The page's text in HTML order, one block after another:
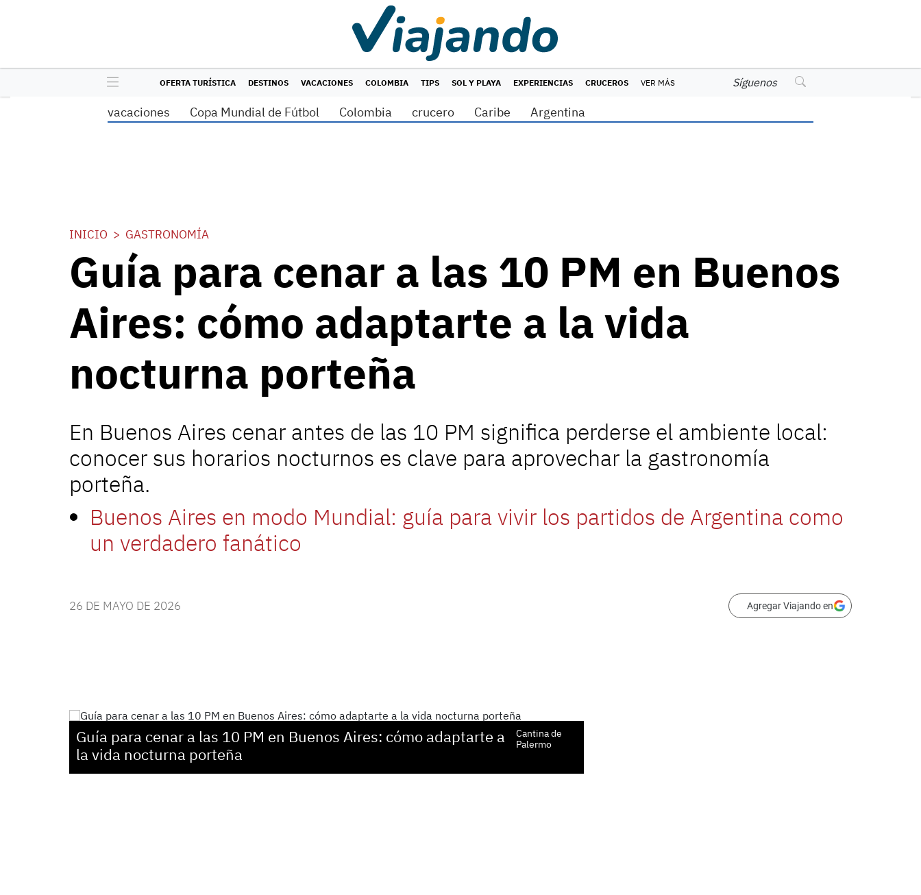
OFERTA TURÍSTICA DESTINOS VACACIONES COLOMBIA TIPS SOL Y PLAYA EXPERIENCIAS CRUCEROS VER MÁS Síguenos
vacaciones Copa Mundial de Fútbol Colombia crucero Caribe Argentina
INICIO GASTRONOMÍA
Guía para cenar a las 10 PM en Buenos
Aires: cómo adaptarte a la vida
nocturna porteña
En Buenos Aires cenar antes de las 10 PM significa perderse el ambiente local:
conocer sus horarios nocturnos es clave para aprovechar la gastronomía
porteña.
Buenos Aires en modo Mundial: guía para vivir los partidos de Argentina como
un verdadero fanático
26 DE MAYO DE 2026 Agregar Viajando en
Guía para cenar a las 10 PM en Buenos Aires: cómo adaptarte a
la vida nocturna porteña
Cantina de
Palermo